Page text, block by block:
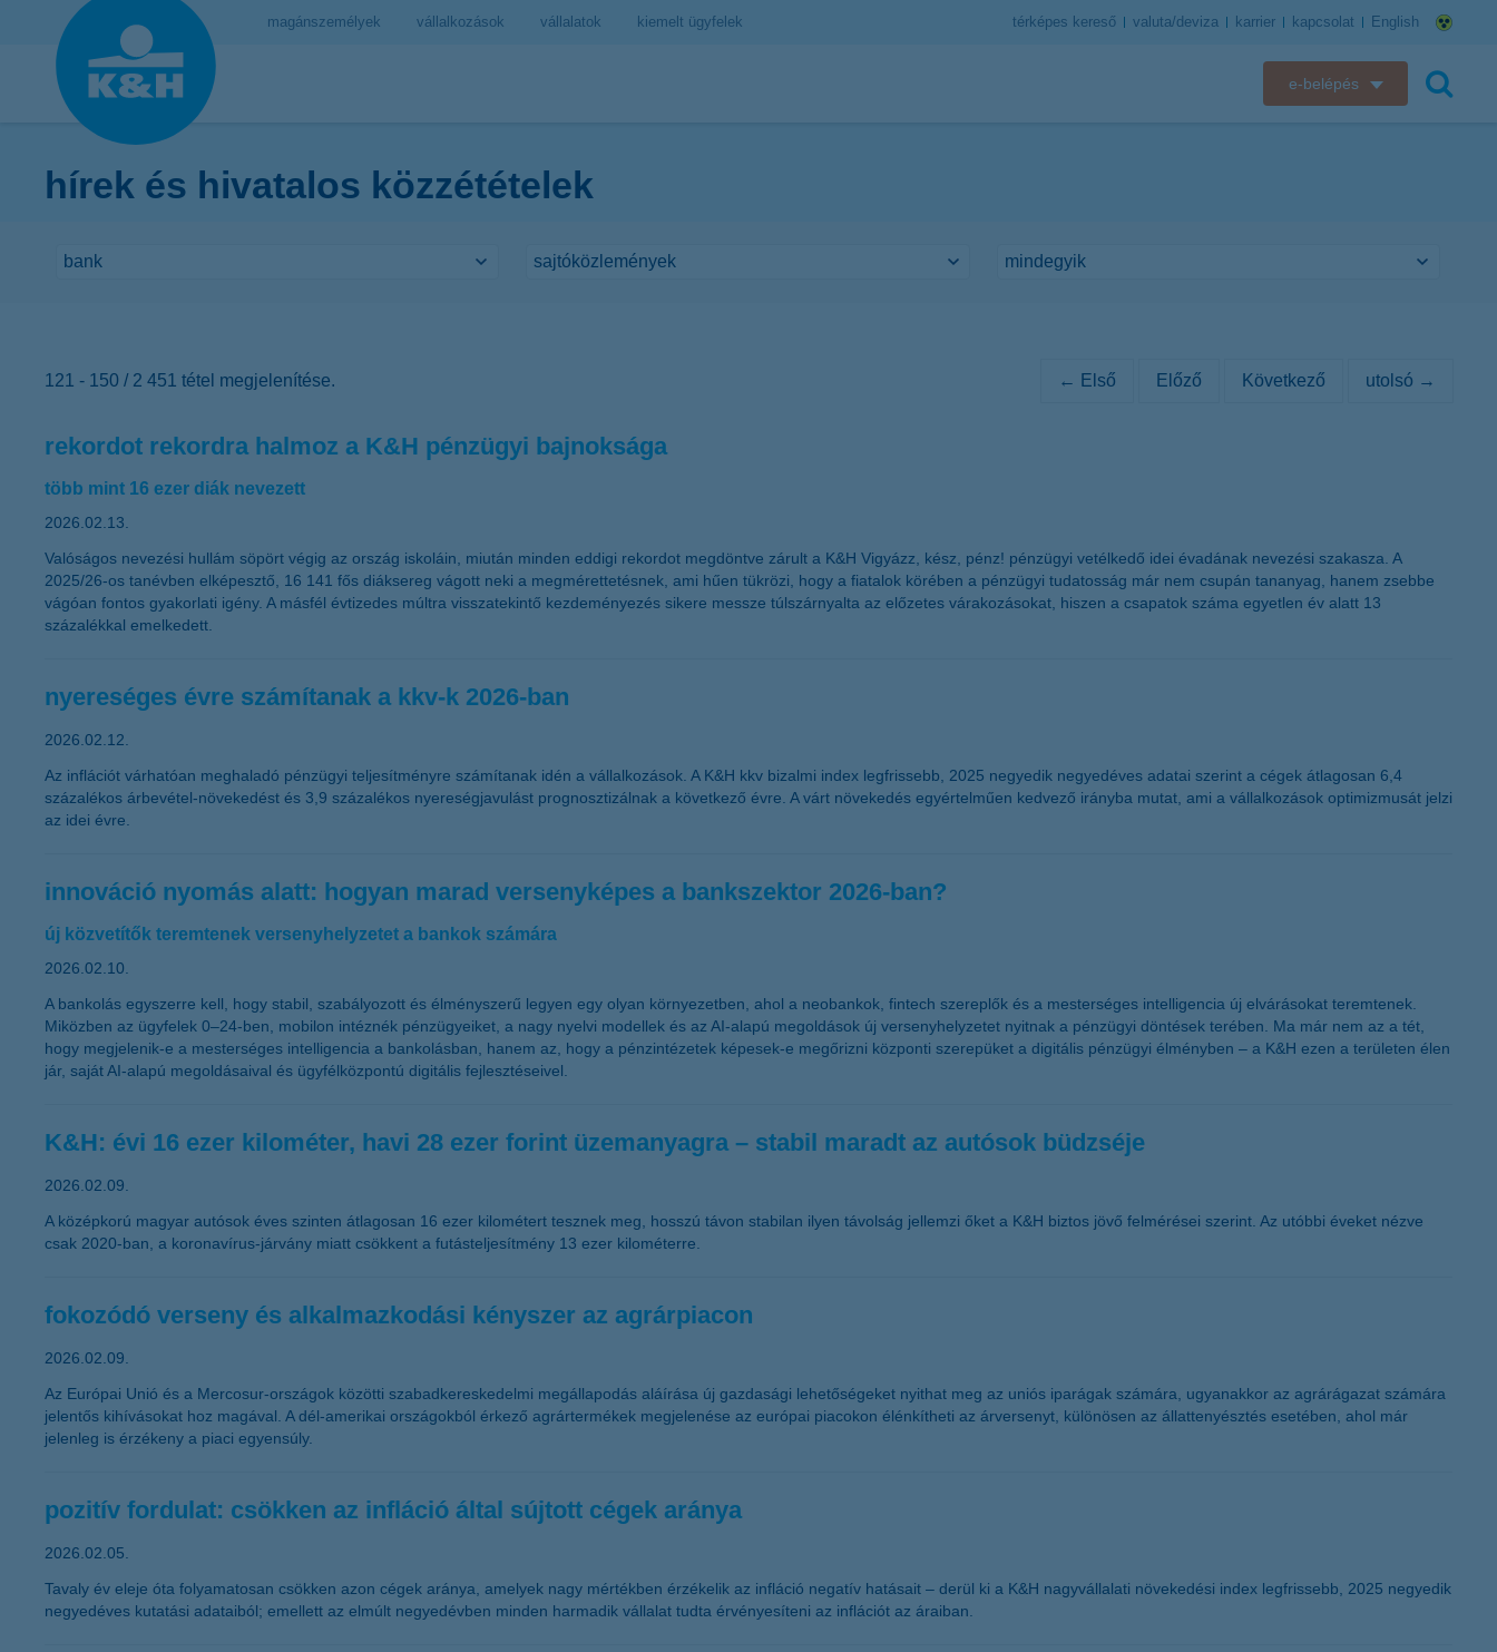
magánszemélyek vállalkozások vállalatok kiemelt ügyfelek térképes kereső valuta/deviza karrier kapcsolat English
e-belépés
hírek és hivatalos közzétételek
121 - 150 / 2 451 tétel megjelenítése. ← Első Előző Következő utolsó →
rekordot rekordra halmoz a K&H pénzügyi bajnoksága
több mint 16 ezer diák nevezett
2026.02.13.
Valóságos nevezési hullám söpört végig az ország iskoláin, miután minden eddigi rekordot megdöntve zárult a K&H Vigyázz, kész, pénz! pénzügyi vetélkedő idei évadának nevezési szakasza. A
2025/26-os tanévben elképesztő, 16 141 fős diáksereg vágott neki a megmérettetésnek, ami hűen tükrözi, hogy a fiatalok körében a pénzügyi tudatosság már nem csupán tananyag, hanem zsebbe
vágóan fontos gyakorlati igény. A másfél évtizedes múltra visszatekintő kezdeményezés sikere messze túlszárnyalta az előzetes várakozásokat, hiszen a csapatok száma egyetlen év alatt 13
százalékkal emelkedett.
nyereséges évre számítanak a kkv-k 2026-ban
2026.02.12.
Az inflációt várhatóan meghaladó pénzügyi teljesítményre számítanak idén a vállalkozások. A K&H kkv bizalmi index legfrissebb, 2025 negyedik negyedéves adatai szerint a cégek átlagosan 6,4
százalékos árbevétel-növekedést és 3,9 százalékos nyereségjavulást prognosztizálnak a következő évre. A várt növekedés egyértelműen kedvező irányba mutat, ami a vállalkozások optimizmusát jelzi
az idei évre.
innováció nyomás alatt: hogyan marad versenyképes a bankszektor 2026-ban?
új közvetítők teremtenek versenyhelyzetet a bankok számára
2026.02.10.
A bankolás egyszerre kell, hogy stabil, szabályozott és élményszerű legyen egy olyan környezetben, ahol a neobankok, fintech szereplők és a mesterséges intelligencia új elvárásokat teremtenek.
Miközben az ügyfelek 0–24-ben, mobilon intéznék pénzügyeiket, a nagy nyelvi modellek és az AI-alapú megoldások új versenyhelyzetet nyitnak a pénzügyi döntések terében. Ma már nem az a tét,
hogy megjelenik-e a mesterséges intelligencia a bankolásban, hanem az, hogy a pénzintézetek képesek-e megőrizni központi szerepüket a digitális pénzügyi élményben – a K&H ezen a területen élen
jár, saját AI-alapú megoldásaival és ügyfélközpontú digitális fejlesztéseivel.
K&H: évi 16 ezer kilométer, havi 28 ezer forint üzemanyagra – stabil maradt az autósok büdzséje
2026.02.09.
A középkorú magyar autósok éves szinten átlagosan 16 ezer kilométert tesznek meg, hosszú távon stabilan ilyen távolság jellemzi őket a K&H biztos jövő felmérései szerint. Az utóbbi éveket nézve
csak 2020-ban, a koronavírus-járvány miatt csökkent a futásteljesítmény 13 ezer kilométerre.
fokozódó verseny és alkalmazkodási kényszer az agrárpiacon
2026.02.09.
Az Európai Unió és a Mercosur-országok közötti szabadkereskedelmi megállapodás aláírása új gazdasági lehetőségeket nyithat meg az uniós iparágak számára, ugyanakkor az agrárágazat számára
jelentős kihívásokat hoz magával. A dél-amerikai országokból érkező agrártermékek megjelenése az európai piacokon élénkítheti az árversenyt, különösen az állattenyésztés esetében, ahol már
jelenleg is érzékeny a piaci egyensúly.
pozitív fordulat: csökken az infláció által sújtott cégek aránya
2026.02.05.
Tavaly év eleje óta folyamatosan csökken azon cégek aránya, amelyek nagy mértékben érzékelik az infláció negatív hatásait – derül ki a K&H nagyvállalati növekedési index legfrissebb, 2025 negyedik
negyedéves kutatási adataiból; emellett az elmúlt negyedévben minden harmadik vállalat tudta érvényesíteni az inflációt az áraiban.